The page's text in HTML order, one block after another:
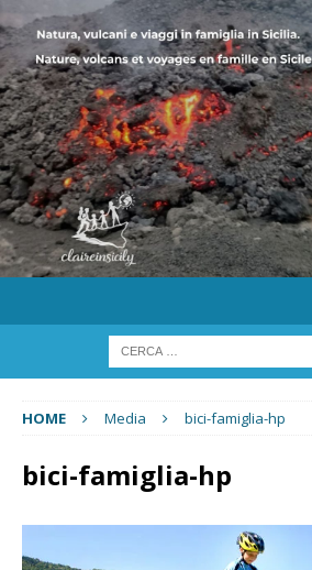
HOME Media bici-famiglia-hp
bici-famiglia-hp